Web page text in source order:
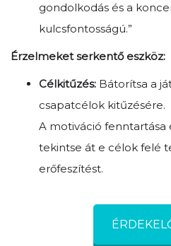
gondolkodás és a
kulcsfontosságú.”
Érzelmeket serkentő eszköz:
Célkitűzés: Bátorítsa a
csapatcélok kitűzésére.
A motiváció
tekintse át e célok felé
erőfeszítést.